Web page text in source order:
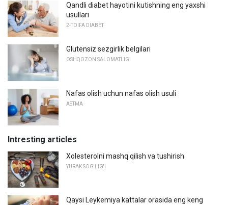
Qandli diabet hayotini kutishning eng yaxshi
usullari
2-TOIFA DIABET
Glutensiz sezgirlik belgilari
OSHQOZON SALOMATLIGI
Nafas olish uchun nafas olish usuli
ASTMA
Intresting articles
Xolesterolni mashq qilish va tushirish
YURAK SOG'LIG'I
Qaysi Leykemiya kattalar orasida eng keng